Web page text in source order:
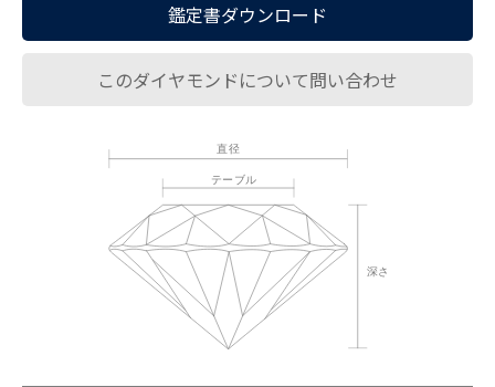
鑑定書ダウンロード
このダイヤモンドについて問い合わせ